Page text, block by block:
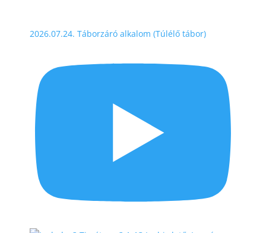
2026.07.24. Táborzáró alkalom (Túlélő tábor)